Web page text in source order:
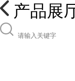
产品展